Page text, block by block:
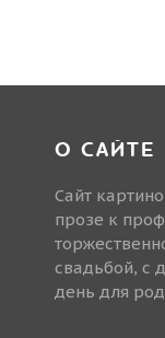
О САЙТЕ
Сайт
прозе к
свадьбой, с
день для